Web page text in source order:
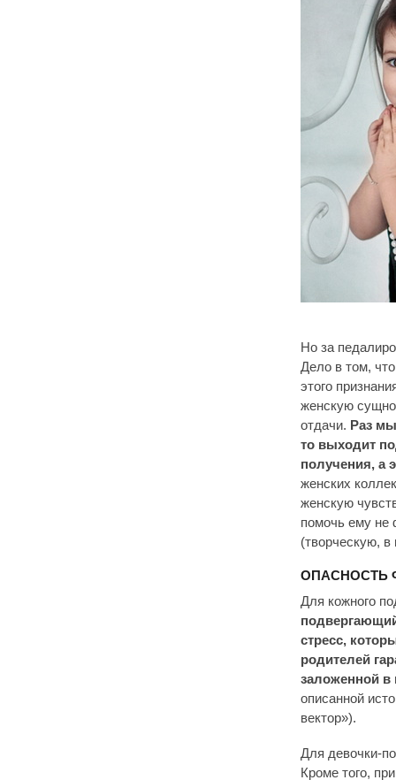
Но за
Дело в том,
этого
женскую
отдачи. Раз
то выходит
получения, а
женских
женскую
помочь ему не
(творческую, в
ОПАСНОСТЬ
Для кожного
стресс,
родителей
заложенной в
описанной
вектор»).
Для девочки-
Кроме того,